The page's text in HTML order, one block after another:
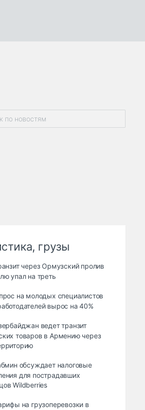
грузы
через Ормузский пролив
упал на треть
на молодых специалистов
вырос на 40%
ведет транзит
товаров в Армению через
обсуждает налоговые
для пострадавших
Wildberries
на грузоперевозки в